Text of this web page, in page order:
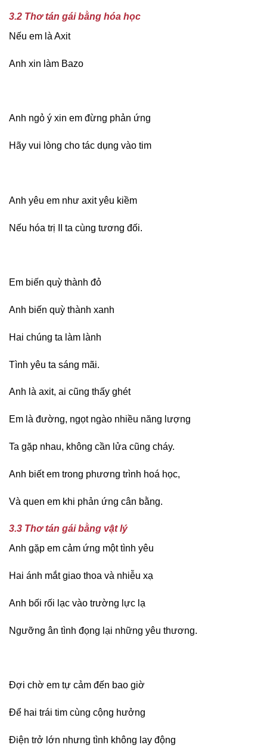
3.2 Thơ tán gái bằng hóa học
Nếu em là Axit
Anh xin làm Bazo
Anh ngỏ ý xin em đừng phản ứng
Hãy vui lòng cho tác dụng vào tim
Anh yêu em như axit yêu kiềm
Nếu hóa trị II ta cùng tương đối.
Em biến quỳ thành đỏ
Anh biến quỳ thành xanh
Hai chúng ta làm lành
Tình yêu ta sáng mãi.
Anh là axit, ai cũng thấy ghét
Em là đường, ngọt ngào nhiều năng lượng
Ta gặp nhau, không cần lửa cũng cháy.
Anh biết em trong phương trình hoá học,
Và quen em khi phản ứng cân bằng.
3.3 Thơ tán gái bằng vật lý
Anh gặp em cảm ứng một tình yêu
Hai ánh mắt giao thoa và nhiễu xạ
Anh bối rối lạc vào trường lực lạ
Ngưỡng ân tình đọng lại những yêu thương.
Đợi chờ em tự cảm đến bao giờ
Để hai trái tim cùng cộng hưởng
Điện trở lớn nhưng tình không lay động